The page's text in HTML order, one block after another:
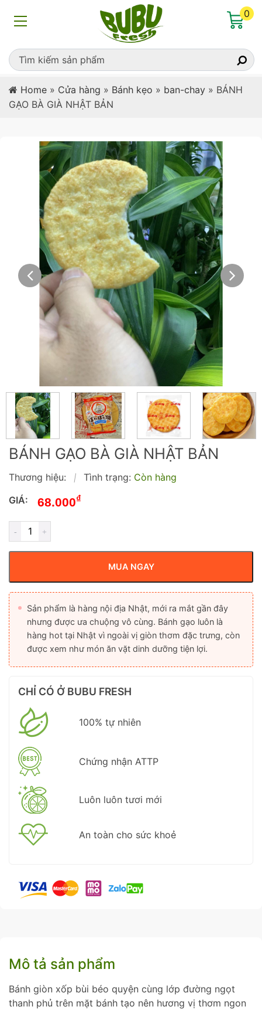
0
Home » Cửa hàng » Bánh kẹo » ban-chay » BÁNH
GẠO BÀ GIÀ NHẬT BẢN
BÁNH GẠO BÀ GIÀ NHẬT BẢN
Thương hiệu: | Tình trạng: Còn hàng
GIÁ:
68.000₫
MUA NGAY
Sản phẩm là hàng nội địa Nhật, mới ra mắt gần đây
nhưng được ưa chuộng vô cùng. Bánh gạo luôn là
hàng hot tại Nhật vì ngoài vị giòn thơm đặc trưng, còn
được xem như món ăn vặt dinh dưỡng tiện lợi.
CHỈ CÓ Ở BUBU FRESH
100% tự nhiên
Chứng nhận ATTP
Luôn luôn tươi mới
An toàn cho sức khoẻ
Mô tả sản phẩm
Bánh giòn xốp bùi béo quyện cùng lớp đường ngọt
thanh phủ trên mặt bánh tạo nên hương vị thơm ngon